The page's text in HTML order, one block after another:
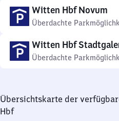
Witten Hbf Novum
Überdachte
Witten Hbf
Überdachte
Übersichtskarte der
Hbf